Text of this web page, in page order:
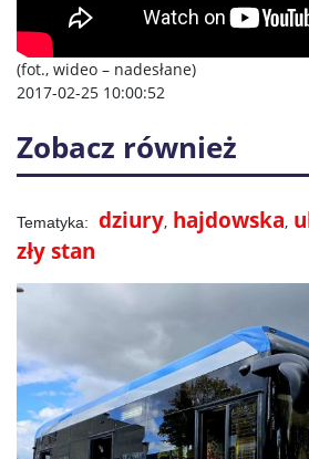
(fot., wideo – nadesłane)
2017-02-25 10:00:52
Zobacz również
dziury hajdowska
zły stan